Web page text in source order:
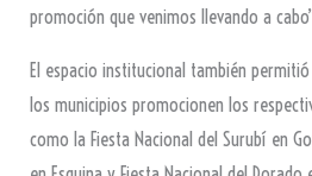
promoción que venimos llevando a
El espacio institucional también
los municipios promocionen los
como la Fiesta Nacional del Surubí en